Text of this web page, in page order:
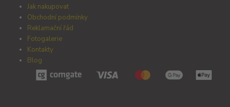
Jak nakupovat
Obchodní podmínky
Reklamační řád
Fotogalerie
Kontakty
Blog